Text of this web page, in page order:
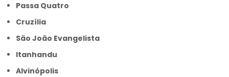
Passa Quatro
Cruzília
São João Evangelista
Itanhandu
Alvinópolis